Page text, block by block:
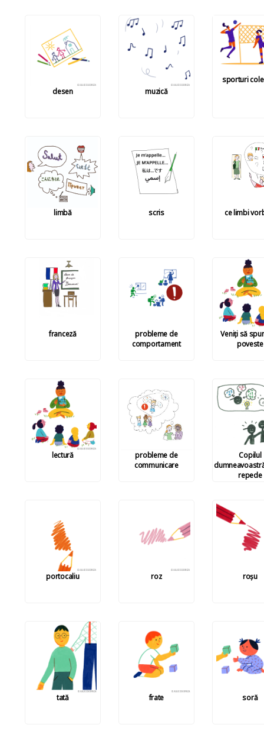
desen muzică
sporturi
limbă scris ce limbi
franceză
probleme de
comportament
Veniți să
poveste
lectură
probleme de
communicare
Copilul
repede
portocaliu roz roșu
tată frate soră